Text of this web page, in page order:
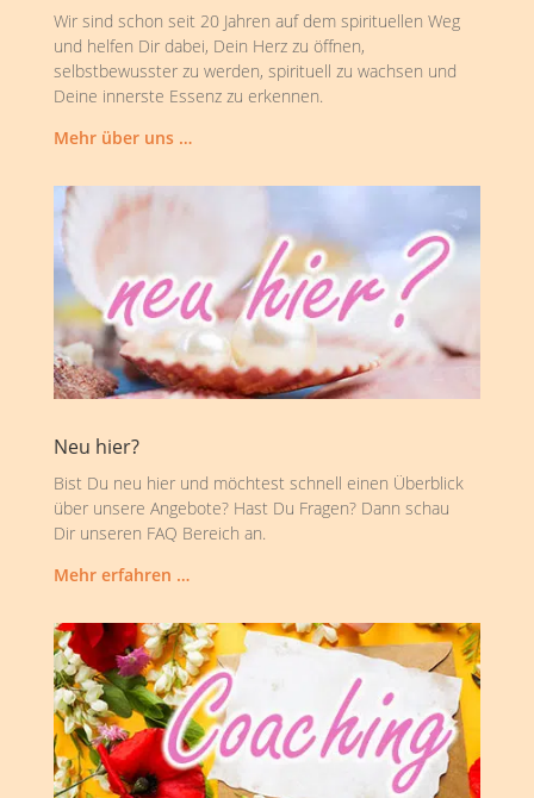
Wir sind schon seit 20 Jahren auf dem spirituellen Weg
und helfen Dir dabei, Dein Herz zu öffnen,
selbstbewusster zu werden, spirituell zu wachsen und
Deine innerste Essenz zu erkennen.
Mehr über uns …
Neu hier?
Bist Du neu hier und möchtest schnell einen Überblick
über unsere Angebote? Hast Du Fragen? Dann schau
Dir unseren FAQ Bereich an.
Mehr erfahren …